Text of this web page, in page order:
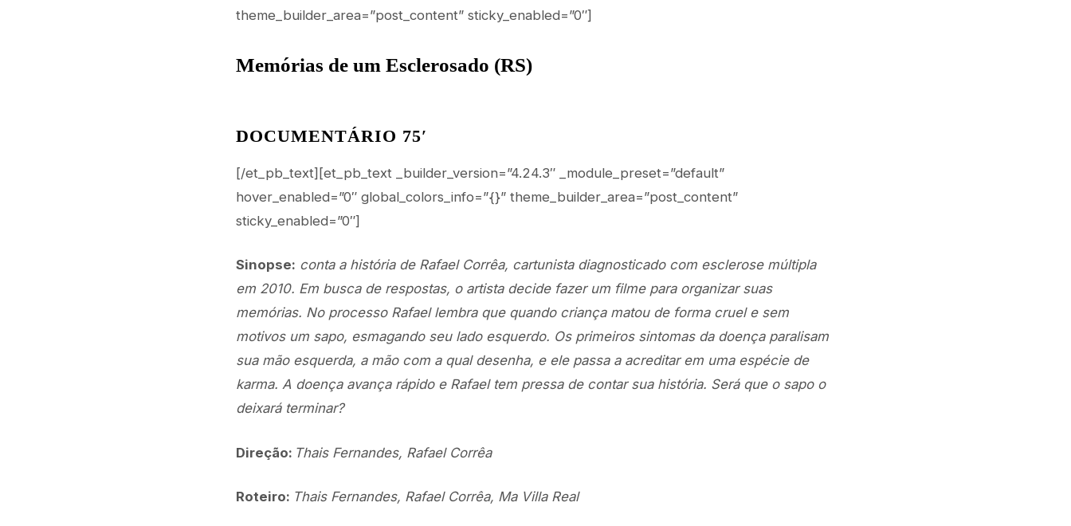
theme_builder_area=”post_content” sticky_enabled=”0″]
Memórias de um Esclerosado (RS)
DOCUMENTÁRIO 75′
[/et_pb_text][et_pb_text _builder_version=”4.24.3″ _module_preset=”default”
hover_enabled=”0″ global_colors_info=”{}” theme_builder_area=”post_content”
sticky_enabled=”0″]
Sinopse: conta a história de Rafael Corrêa, cartunista diagnosticado com esclerose múltipla
em 2010. Em busca de respostas, o artista decide fazer um filme para organizar suas
memórias. No processo Rafael lembra que quando criança matou de forma cruel e sem
motivos um sapo, esmagando seu lado esquerdo. Os primeiros sintomas da doença paralisam
sua mão esquerda, a mão com a qual desenha, e ele passa a acreditar em uma espécie de
karma. A doença avança rápido e Rafael tem pressa de contar sua história. Será que o sapo o
deixará terminar?
Direção: Thais Fernandes, Rafael Corrêa
Roteiro: Thais Fernandes, Rafael Corrêa, Ma Villa Real